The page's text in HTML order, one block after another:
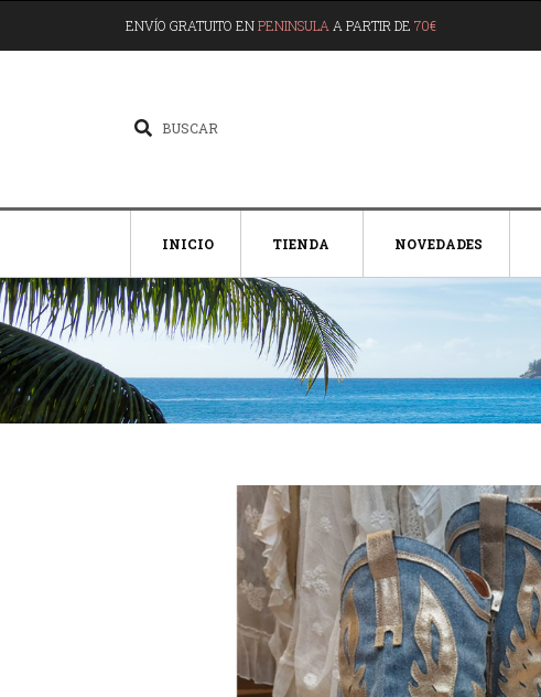
ENVÍO GRATUITO ENPENINSULA A PARTIR DE 70€
INICIO TIENDA NOVEDADES